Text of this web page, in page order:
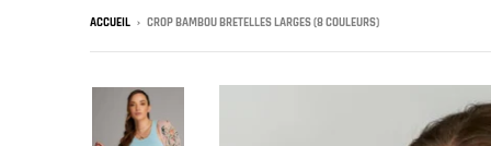
i
s
ACCUEIL › CROP BAMBOU BRETELLES LARGES (8 COULEURS)